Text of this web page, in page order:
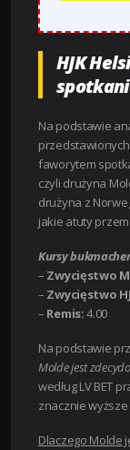
HJK
Na podstawie
przedstawionych
faworytem
czyli drużyna
drużyna z
jakie atuty
Kursy
– Zwycięstwo
– Zwycięstwo
– Remis:4.00
Na podstawie
Molde jest
według LV BET
znacznie
Dlaczego Molde